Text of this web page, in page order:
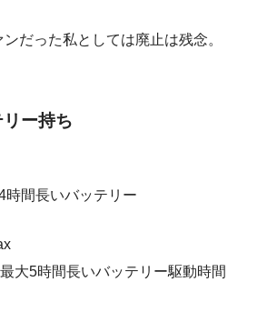
だった私としては廃止は残念。
ー持ち
時間長いバッテリー
大5時間長いバッテリー駆動時間